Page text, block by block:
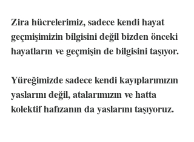
Zira hücrelerimiz, sadece kendi hayat
geçmişimizin bilgisini değil bizden önceki
hayatların ve geçmişin de bilgisini taşıyor.
Yüreğimizde sadece kendi kayıplarımızın
yaslarını değil, atalarımızın ve hatta
kolektif hafızanın da yaslarını taşıyoruz.